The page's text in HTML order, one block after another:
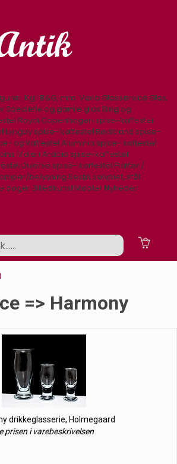
Kgl. B&G, mm. Varia Glasservice Glas,
Specielle og gamle glas Bing og
Royal Copenhagen spise-kaffestel
Lyngby spise- kaffestel Rørstrand spise-
og kaffestel Aluminia spise- kaffestel
Maleri Arabia spise-kaffestel
Diverse spise- kaffestel Platter /
belysning Bestik sølvplet, stål
bøger Billedkunst Møbler Nyheder
=> Harmony
drikkeglasserie, Holmegaard
prisen i varebeskrivelsen